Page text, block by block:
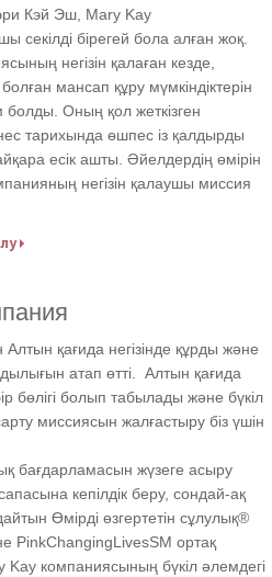
Кэй Эш, Mary Kay
секілді бірегей бола алған жоқ.
негізін қалаған кезде,
мансап құру мүмкіндіктерін
болды. Оның қол жеткізген
тарихында өшпес із қалдырды
есік ашты. Әйелдердің өмірін
негізін қалаушы миссия
қағида негізінде құрды және
атап өтті. Алтын қағида
бөлігі болып табылады және бүкіл
миссиясын жалғастыру біз үшін
бағдарламасын жүзеге асыру
кепілдік беру, сондай-ақ
Өмірді өзгертетін сұлулық®
PinkChangingLivesSM ортақ
компаниясының бүкіл әлемдегі